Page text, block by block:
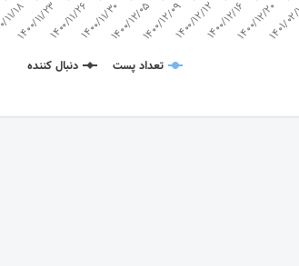
تعداد پست دنبال کننده
18
1400/11/231400/11/261400/11/301400/12/051400/12/091400/12/121400/12/161400/12/20
1401/